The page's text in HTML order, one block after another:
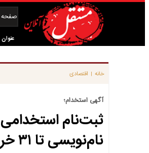
عنوان
خانه | اقتصادی
آگهی استخدام؛
ثبت‌نام
نام‌نویسی تا ۳۱ خرداد